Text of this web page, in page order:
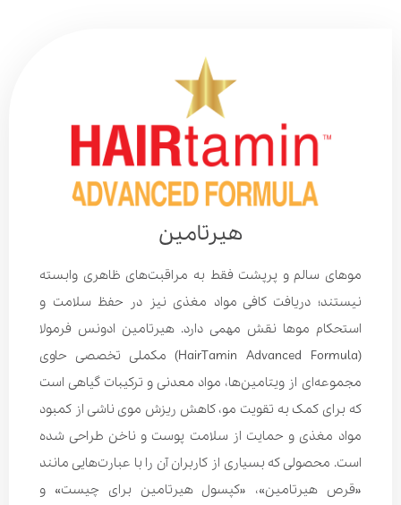
هیرتامین
موهای سالم و پرپشت فقط به مراقبت‌های ظاهری وابسته
نیستند؛ دریافت کافی مواد مغذی نیز در حفظ سلامت و
استحکام موها نقش مهمی دارد. هیرتامین ادونس فرمولا
(HairTamin Advanced Formula) مکملی تخصصی حاوی
مجموعه‌ای از ویتامین‌ها، مواد معدنی و ترکیبات گیاهی است
که برای کمک به تقویت مو، کاهش ریزش موی ناشی از کمبود
مواد مغذی و حمایت از سلامت پوست و ناخن طراحی شده
است. محصولی که بسیاری از کاربران آن را با عبارت‌هایی مانند
«قرص هیرتامین»، «کپسول هیرتامین برای چیست» و